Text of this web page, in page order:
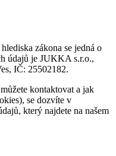
zákona se jedná o
údajů je JUKKA s.r.o.,
IČ: 25502182.
kontaktovat a jak
se dozvíte v
který najdete na našem